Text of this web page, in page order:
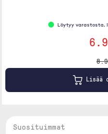
Löytyy
Lisää
Suosituimmat